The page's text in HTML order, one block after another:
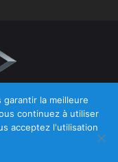
Belgique. Tous droits
Pour psychologues,
la meilleure
continuez à utiliser
acceptez l'utilisation